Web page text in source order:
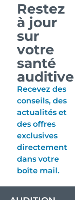
Restez
à jour
sur
votre
santé
auditive
Recevez des
conseils, des
actualités et
des offres
exclusives
directement
dans votre
boîte mail.